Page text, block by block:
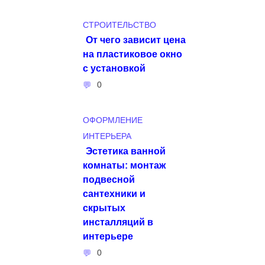
СТРОИТЕЛЬСТВО
От чего зависит цена
на пластиковое окно
с установкой
0
ОФОРМЛЕНИЕ
ИНТЕРЬЕРА
Эстетика ванной
комнаты: монтаж
подвесной
сантехники и
скрытых
инсталляций в
интерьере
0